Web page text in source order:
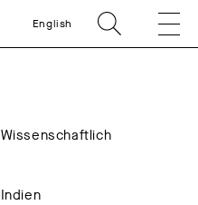
English
Wissenschaftlich
Indien